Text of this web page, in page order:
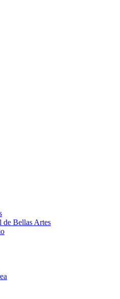
de Bellas Artes